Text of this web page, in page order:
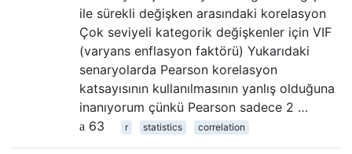
ile sürekli değişken arasındaki korelasyon
Çok seviyeli kategorik değişkenler için VIF
(varyans enflasyon faktörü) Yukarıdaki
senaryolarda Pearson korelasyon
katsayısının kullanılmasının yanlış olduğuna
inanıyorum çünkü Pearson sadece 2 …
63
r statistics correlation